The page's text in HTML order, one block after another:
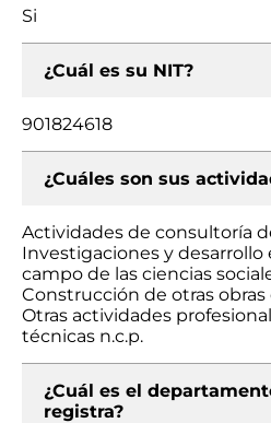
Si
¿Cuál es su NIT?
901824618
¿Cuáles son sus
Actividades de consultoría
Investigaciones y
campo de las ciencias
Construcción de otras
Otras actividades
técnicas n.c.p.
¿Cuál es el
registra?